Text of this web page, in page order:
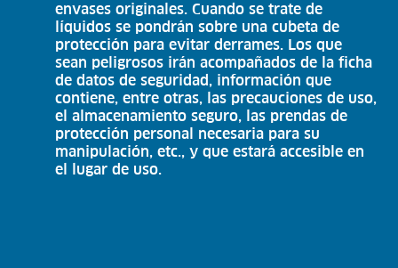
envases originales. Cuando se trate de
líquidos se pondrán sobre una cubeta de
protección para evitar derrames. Los que
sean peligrosos irán acompañados de la ficha
de datos de seguridad, información que
contiene, entre otras, las precauciones de uso,
el almacenamiento seguro, las prendas de
protección personal necesaria para su
manipulación, etc., y que estará accesible en
el lugar de uso.